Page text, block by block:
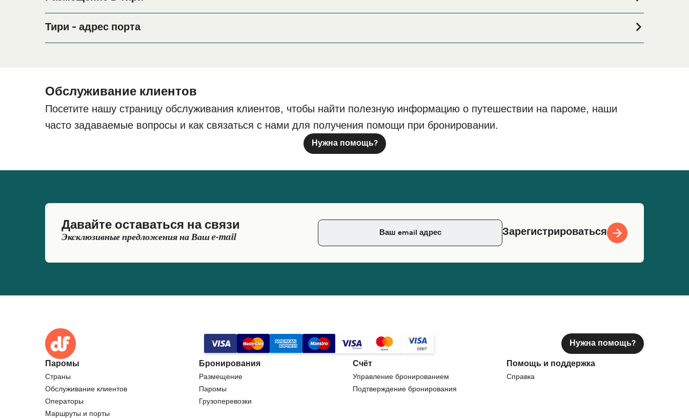
период поездки, пожалуйста, зайдите на нашу страницу
Тири - адрес порта
Обслуживание клиентов
Посетите нашу страницу обслуживания клиентов, чтобы найти полезную информацию о путешествии на пароме, наши
часто задаваемые вопросы и как связаться с нами для получения помощи при бронировании.
Нужна помощь?
Давайте оставаться на связи
Эксклюзивные предложения на Ваш e-mail Зарегистрироваться
Нужна помощь?
Паромы
Страны
Обслуживание клиентов
Операторы
Маршруты и порты
Бронирования
Размещение
Паромы
Грузоперевозки
Счёт
Управление бронированием
Подтверждение бронирования
Помощь и поддержка
Справка